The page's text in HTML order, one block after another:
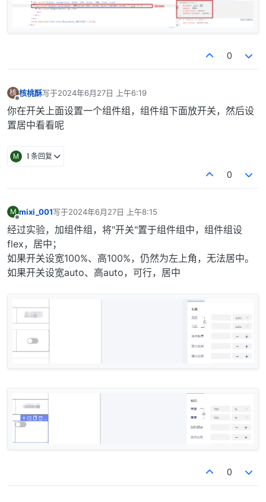
0
核
离线
核桃酥写于2024年6月27日 上午6:19
最后由 编辑
你在开关上面设置一个组件组，组件组下面放开关，然后设
置居中看看呢
M 1 条回复
0
M
离线
mixi_001写于2024年6月27日 上午8:15
最后由 编辑
经过实验，加组件组，将"开关"置于组件组中，组件组设
flex，居中；
如果开关设宽100%、高100%，仍然为左上角，无法居中。
如果开关设宽auto、高auto，可行，居中
0